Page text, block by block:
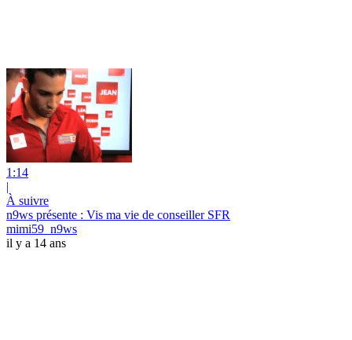
1:14
|
À suivre
n9ws présente : Vis ma vie de conseiller SFR
mimi59_n9ws
il y a 14 ans